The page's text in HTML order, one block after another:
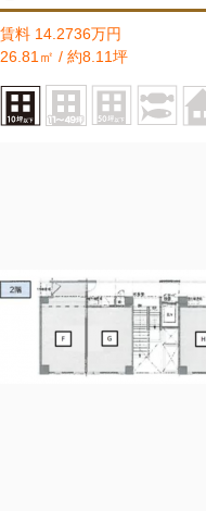
賃料 14.2736万円
26.81㎡ / 約8.11坪